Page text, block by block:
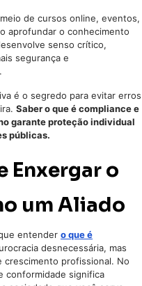
de cursos online, eventos,
aprofundar o conhecimento
senso crítico,
segurança e
é o segredo para evitar erros
Saber o que é compliance e
garante proteção individual
públicas.
Enxergar o
um Aliado
entender o que é
desnecessária, mas
crescimento profissional. No
conformidade significa